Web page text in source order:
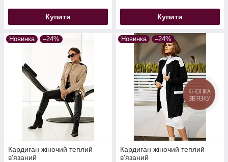
Купити Купити
Новинка –24%
Кардиган жіночий теплий
в'язаний
Новинка –24%
Кардиган жіночий теплий
в'язаний
КНОПКА
ЗВ'ЯЗКУ